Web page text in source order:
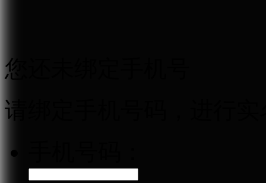
您还未绑定手机号
请绑定手机号码，进行